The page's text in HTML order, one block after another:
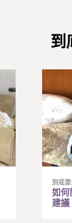
到
到底
如何
建議